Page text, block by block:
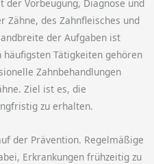
der Vorbeugung, Diagnose und
Zähne, des Zahnfleisches und
der Aufgaben ist
Tätigkeiten gehören
Zahnbehandlungen
Ziel ist es, die
zu erhalten.
der Prävention. Regelmäßige
Erkrankungen frühzeitig zu